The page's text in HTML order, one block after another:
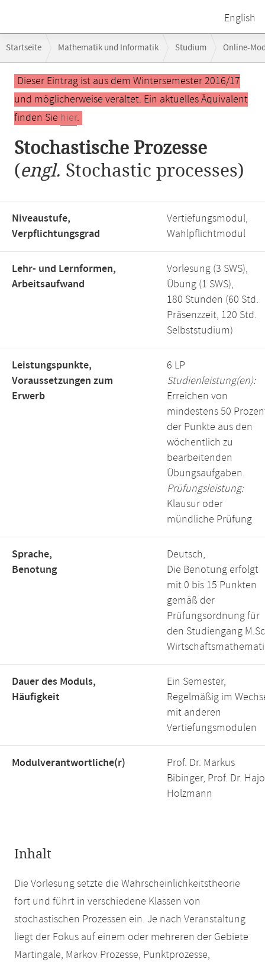
English
Navigation
Startseite Mathematik und Informatik Studium Online-
Hauptinhalt
Dieser Eintrag ist aus dem Wintersemester 2016/17
und möglicherweise veraltet. Ein aktuelles Äquivalent
finden Sie hier.
Stochastische Prozesse
(engl. Stochastic processes)
Niveaustufe,
Verpflichtungsgrad
Vertiefungsmodul,
Wahlpflichtmodul
Lehr- und Lernformen,
Arbeitsaufwand
Vorlesung (3 SWS),
Übung (1 SWS),
180 Stunden (60 Std.
Präsenzzeit, 120 Std.
Selbststudium)
Leistungspunkte,
Voraussetzungen zum
Erwerb
6 LP
Studienleistung(en):
Erreichen von
mindestens 50
der Punkte aus den
wöchentlich zu
bearbeitenden
Übungsaufgaben.
Prüfungsleistung:
Klausur oder
mündliche Prüfung
Sprache,
Benotung
Deutsch,
Die Benotung erfolgt
mit 0 bis 15 Punkten
gemäß der
Prüfungsordnung für
den Studiengang
Dauer des Moduls,
Häufigkeit
Ein Semester,
Regelmäßig im
mit anderen
Vertiefungsmodulen
Modulverantwortliche(r)
Prof. Dr. Markus
Bibinger, Prof. Dr. Hajo
Holzmann
Inhalt
Die Vorlesung setzte die Wahrscheinlichkeitstheorie
fort und führt in verschiedene Klassen von
stochastischen Prozessen ein. Je nach Veranstaltung
liegt der Fokus auf einem oder mehreren der Gebiete
Martingale, Markov Prozesse, Punktprozesse,